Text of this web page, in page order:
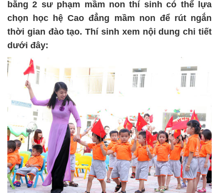
bằng 2 sư phạm mầm non thí sinh có thể lựa
chọn học hệ Cao đẳng mầm non để rút ngắn
thời gian đào tạo. Thí sinh xem nội dung chi tiết
dưới đây: